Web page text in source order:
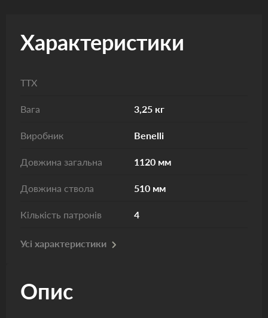
Характеристики
ТТХ
Вага 3,25 кг
Виробник Benelli
Довжина загальна 1120 мм
Довжина ствола 510 мм
Кількість патронів 4
Усі характеристики
Опис